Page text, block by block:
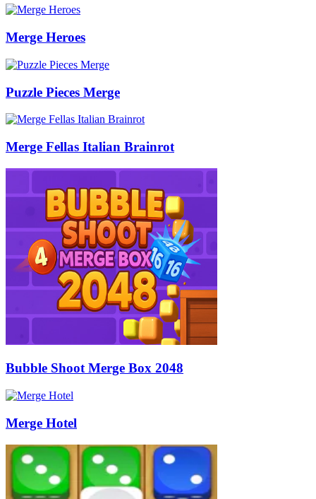
Merge Heroes
Puzzle Pieces Merge
Merge Fellas Italian Brainrot
Bubble Shoot Merge Box 2048
Merge Hotel